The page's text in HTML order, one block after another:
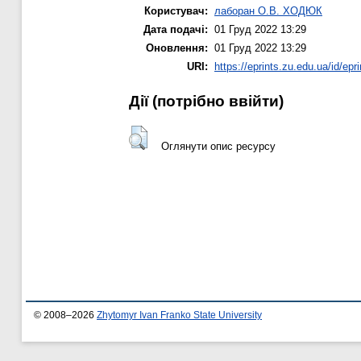
Користувач: лаборан О.В. ХОДЮК
Дата подачі: 01 Груд 2022 13:29
Оновлення: 01 Груд 2022 13:29
URI:
https://eprints.zu.edu.ua/id/
Дії ​​(потрібно ввійти)
Оглянути опис ресурсу
© 2008–2026 Zhytomyr Ivan Franko State University